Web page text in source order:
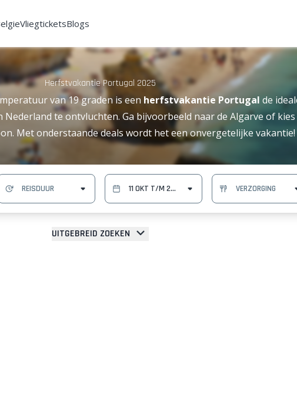
VliegticketsBlogs
Herfstvakantie Portugal 2025
van 19 graden is een herfstvakantie Portugal de
te ontvluchten. Ga bijvoorbeeld naar de Algarve of
Met onderstaande deals wordt het een onvergetelijke vakantie!
UITGEBREID ZOEKEN